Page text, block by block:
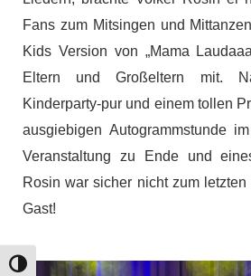
Umschalten auf hohe Kontraste
Fans zum Mitsingen und
Kids Version von „Mama
Eltern und Großeltern mit.
Kinderparty-pur und einem tollen
ausgiebigen Autogrammstunde
Veranstaltung zu Ende und
Rosin war sicher nicht zum
Gast!